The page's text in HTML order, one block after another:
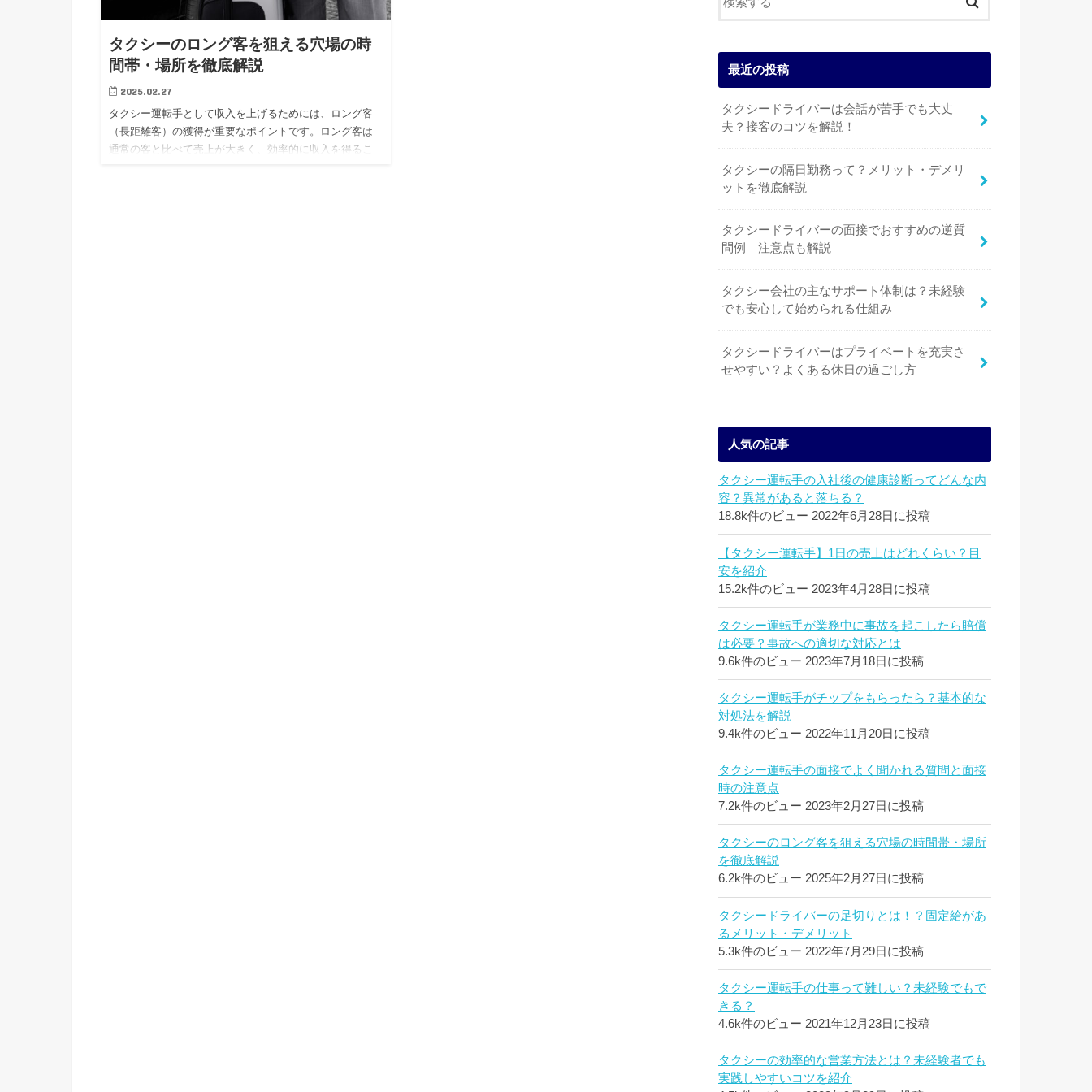
タクシーのロング客を狙える穴場の時
間帯・場所を徹底解説
2025.02.27
タクシー運転手として収入を上げるためには、ロング客
（長距離客）の獲得が重要なポイントです。ロング客は
通常の客と比べて売上が大きく、効率的に収入を得るこ
最近の投稿
タクシードライバーは会話が苦手でも大丈
夫？接客のコツを解説！
タクシーの隔日勤務って？メリット・デメリ
ットを徹底解説
タクシードライバーの面接でおすすめの逆質
問例｜注意点も解説
タクシー会社の主なサポート体制は？未経験
でも安心して始められる仕組み
タクシードライバーはプライベートを充実さ
せやすい？よくある休日の過ごし方
人気の記事
タクシー運転手の入社後の健康診断ってどんな内
容？異常があると落ちる？
18.8k件のビュー 2022年6月28日に投稿
【タクシー運転手】1日の売上はどれくらい？目
安を紹介
15.2k件のビュー 2023年4月28日に投稿
タクシー運転手が業務中に事故を起こしたら賠償
は必要？事故への適切な対応とは
9.6k件のビュー 2023年7月18日に投稿
タクシー運転手がチップをもらったら？基本的な
対処法を解説
9.4k件のビュー 2022年11月20日に投稿
タクシー運転手の面接でよく聞かれる質問と面接
時の注意点
7.2k件のビュー 2023年2月27日に投稿
タクシーのロング客を狙える穴場の時間帯・場所
を徹底解説
6.2k件のビュー 2025年2月27日に投稿
タクシードライバーの足切りとは！？固定給があ
るメリット・デメリット
5.3k件のビュー 2022年7月29日に投稿
タクシー運転手の仕事って難しい？未経験でもで
きる？
4.6k件のビュー 2021年12月23日に投稿
タクシーの効率的な営業方法とは？未経験者でも
実践しやすいコツを紹介